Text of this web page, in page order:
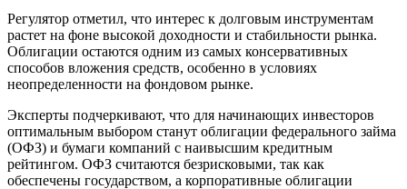
Регулятор отметил, что интерес к долговым инструментам
растет на фоне высокой доходности и стабильности рынка.
Облигации остаются одним из самых консервативных
способов вложения средств, особенно в условиях
неопределенности на фондовом рынке.
Эксперты подчеркивают, что для начинающих инвесторов
оптимальным выбором станут облигации федерального займа
(ОФЗ) и бумаги компаний с наивысшим кредитным
рейтингом. ОФЗ считаются безрисковыми, так как
обеспечены государством, а корпоративные облигации